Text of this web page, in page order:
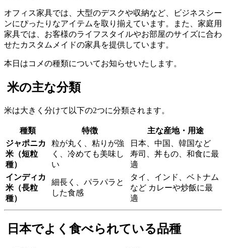
オフィス家具では、大型のデスクや収納など、ビジネスシー
ンにぴったりなアイテムを取り揃えています。また、家庭用
家具では、お客様のライフスタイルやお部屋のサイズに合わ
せたカスタムメイドの家具を提供しています。
本日はコメの種類についてお知らせいたします。
米の主な分類
米は大きく分けて以下の2つに分類されます。
種類 特徴
主な産地・用途
ジャポニカ
米（短粒
種）
粒が丸く、粘りが強
く、冷めても美味し
い
日本、中国、韓国など
寿司、丼もの、和食に最
適
インディカ
米（長粒
種）
細長く、パラパラと
した食感
タイ、インド、ベトナム
など カレーや炒飯に最
適
日本でよく食べられている品種